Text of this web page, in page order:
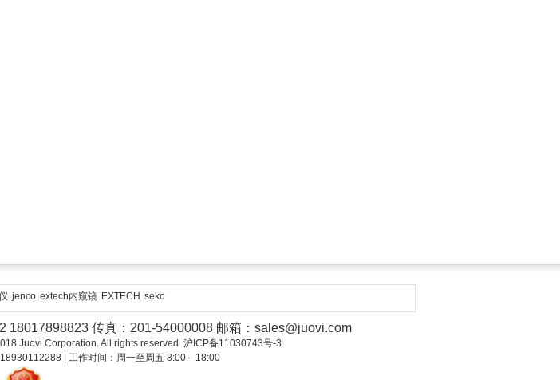
jenco extech内窥镜 EXTECH seko
传真：201-54000008 邮箱： sales@juovi.com
Juovi Corporation. All rights reserved 沪ICP备11030743号-3
| 工作时间：周一至周五 8:00－18:00